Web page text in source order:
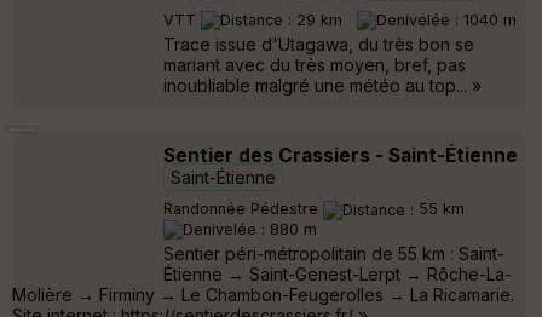
VTT 29 km 1040 m
Trace issue d'Utagawa, du très bon se
mariant avec du très moyen, bref, pas
inoubliable malgré une météo au top... »
Sentier des Crassiers - Saint-Étienne
Saint-Étienne
Randonnée Pédestre
55 km
880 m
Sentier péri-métropolitain de 55 km : Saint-
Étienne → Saint-Genest-Lerpt → Rôche-La-
Molière → Firminy → Le Chambon-Feugerolles → La Ricamarie.